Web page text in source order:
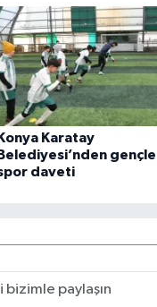
Konya Karatay
Belediyesi’nden
daveti